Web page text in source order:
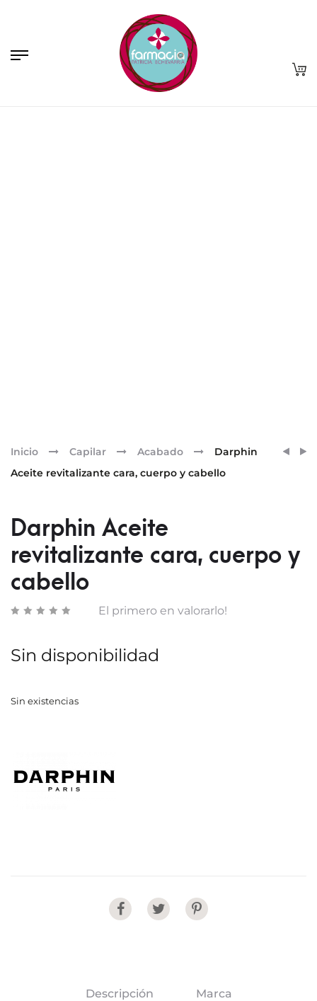
Inicio Capilar Acabado
Darphin
Aceite revitalizante cara, cuerpo y cabello
Darphin Aceite
revitalizante cara, cuerpo y
cabello
El primero en valorarlo!
Sin disponibilidad
Sin existencias
Share
Descripción Marca